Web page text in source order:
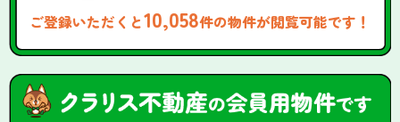
ご登録いただくと10,058件の物件が閲覧可能です！